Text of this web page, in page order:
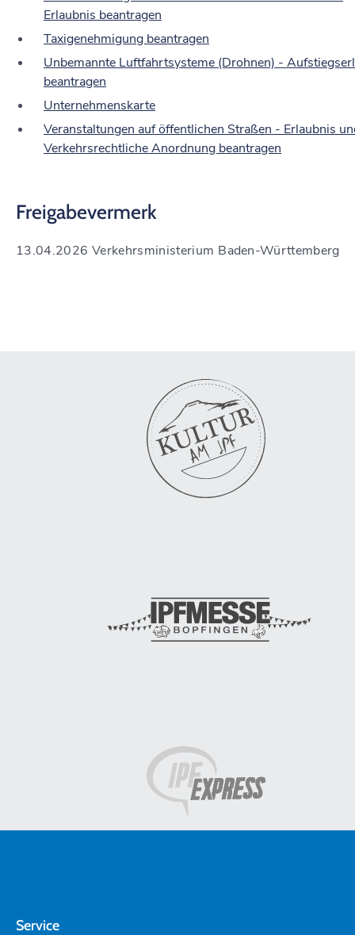
Erlaubnis beantragen
Taxigenehmigung beantragen
Unbemannte Luftfahrtsysteme (Drohnen) -
beantragen
Unternehmenskarte
Veranstaltungen auf öffentlichen Straßen - Erlaubnis
Verkehrsrechtliche Anordnung beantragen
Freigabevermerk
13.04.2026 Verkehrsministerium Baden-Württemberg
Service